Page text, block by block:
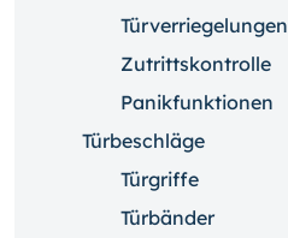
Türverriegelungen
Zutrittskontrolle
Panikfunktionen
Türbeschläge
Türgriffe
Türbänder